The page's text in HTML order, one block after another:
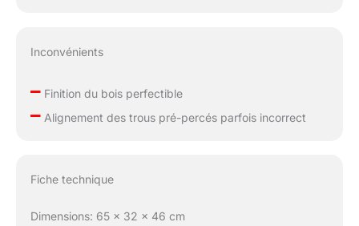
Inconvénients
–Finition du bois perfectible
–Alignement des trous pré-percés parfois incorrect
Fiche technique
Dimensions: 65 x 32 x 46 cm